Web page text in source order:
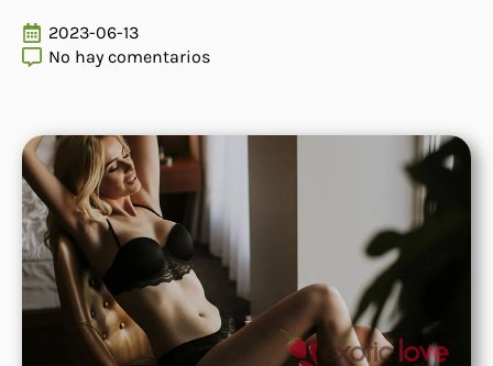
2023-06-13
No hay comentarios